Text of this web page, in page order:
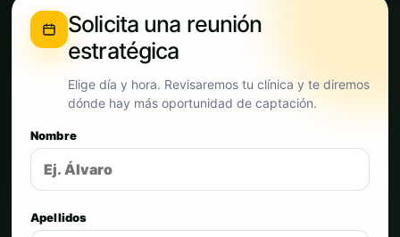
Solicita una reunión
estratégica
Elige día y hora. Revisaremos tu clínica y te diremos
dónde hay más oportunidad de captación.
Nombre
Apellidos